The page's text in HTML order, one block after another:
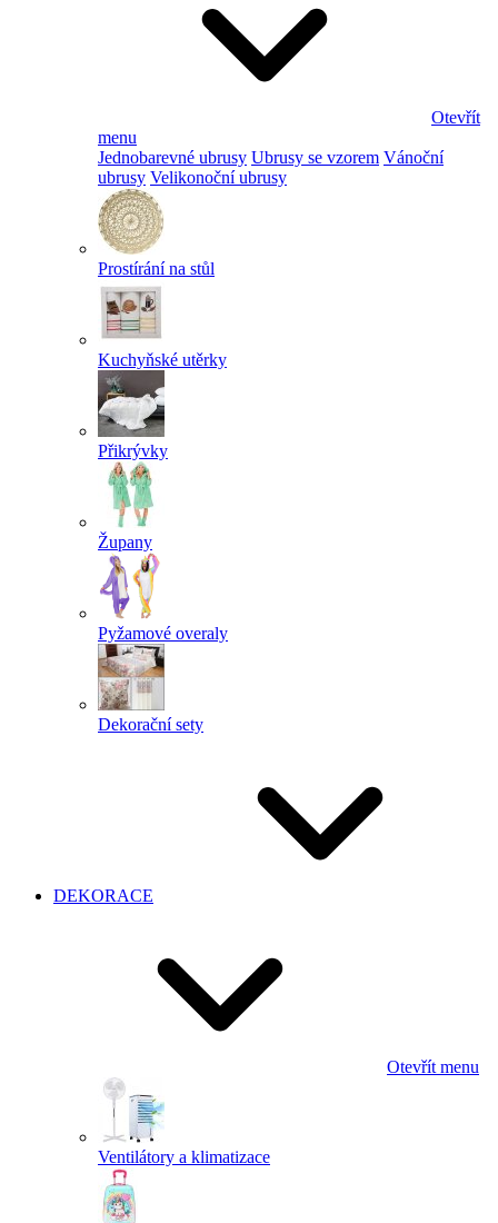
Otevřít
menu
Jednobarevné ubrusy Ubrusy se vzorem Vánoční
ubrusy Velikonoční ubrusy
Prostírání na stůl
Kuchyňské utěrky
Přikrývky
Župany
Pyžamové overaly
Dekorační sety
DEKORACE
Otevřít menu
Ventilátory a klimatizace